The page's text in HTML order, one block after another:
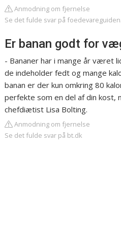
Anmodning om fjernelse
Se det fulde svar på
Er banan godt for
- Bananer har i mange år været
de indeholder fedt og mange
banan er der kun omkring 80
perfekte som en del af din kost,
chefdiætist Lisa Bolting.
Anmodning om fjernelse
Se det fulde svar på bt.dk